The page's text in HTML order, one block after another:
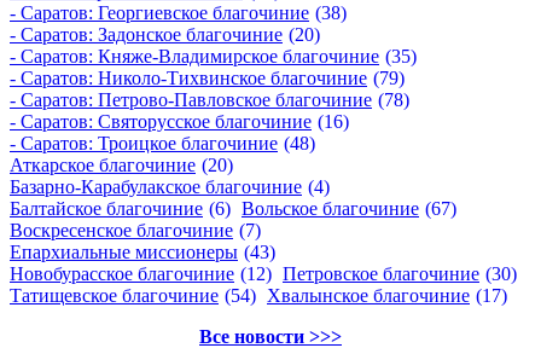
- Саратов: Георгиевское благочиние (38)
- Саратов: Задонское благочиние (20)
- Саратов: Княже-Владимирское благочиние (35)
- Саратов: Николо-Тихвинское благочиние (79)
- Саратов: Петрово-Павловское благочиние (78)
- Саратов: Святорусское благочиние (16)
- Саратов: Троицкое благочиние (48)
Аткарское благочиние (20)
Базарно-Карабулакское благочиние (4)
Балтайское благочиние (6) Вольское благочиние (67)
Воскресенское благочиние (7)
Епархиальные миссионеры (43)
Новобурасское благочиние (12) Петровское благочиние (30)
Татищевское благочиние (54) Хвалынское благочиние (17)
Все новости >>>